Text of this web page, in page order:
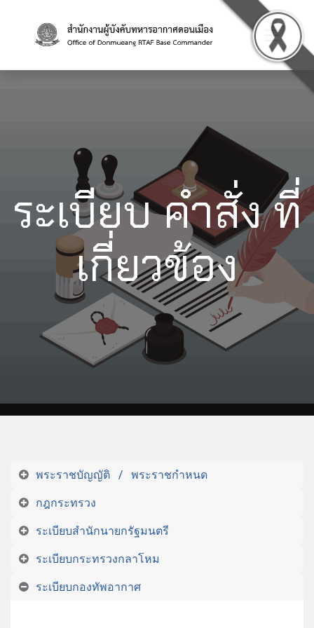
ระเบียบ คำสั่ง ที่
เกี่ยวข้อง
พระราชบัญญัติ / พระราชกำหนด
กฎกระทรวง
ระเบียบสำนักนายกรัฐมนตรี
ระเบียบกระทรวงกลาโหม
ระเบียบกองทัพอากาศ